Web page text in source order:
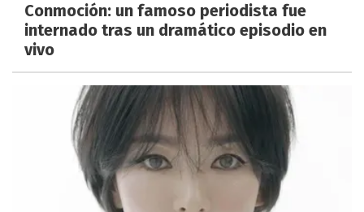
Conmoción: un famoso periodista fue
internado tras un dramático episodio en
vivo